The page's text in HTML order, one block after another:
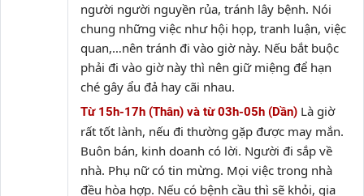
người người nguyền rủa, tránh lây bệnh. Nói
chung những việc như hội họp, tranh luận, việc
quan,…nên tránh đi vào giờ này. Nếu bắt buộc
phải đi vào giờ này thì nên giữ miệng để hạn
ché gây ẩu đả hay cãi nhau.
Từ 15h-17h (Thân) và từ 03h-05h (Dần) Là giờ
rất tốt lành, nếu đi thường gặp được may mắn.
Buôn bán, kinh doanh có lời. Người đi sắp về
nhà. Phụ nữ có tin mừng. Mọi việc trong nhà
đều hòa hợp. Nếu có bệnh cầu thì sẽ khỏi, gia